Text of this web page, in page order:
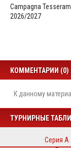
Campagna
2026/2027
КОММЕНТАРИИ (0)
К данному
ТУРНИРНЫЕ
Серия А